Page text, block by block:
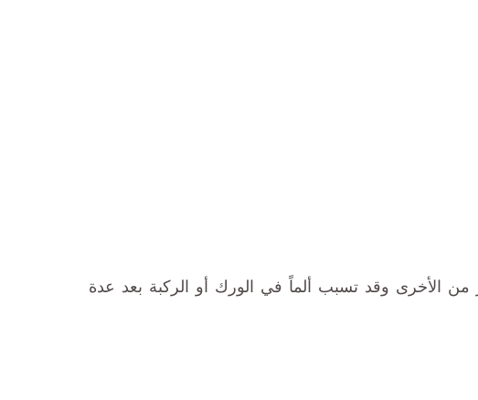
وقد تسبب ألماً في الورك أو الركبة بعد عدة